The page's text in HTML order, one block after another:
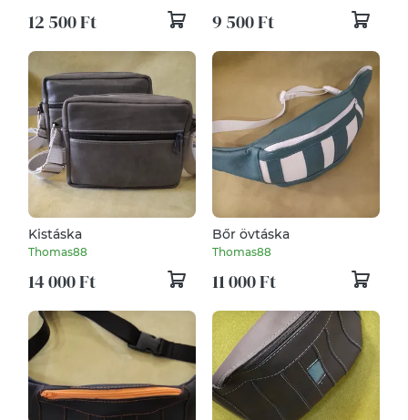
12 500 Ft 9 500 Ft
Kistáska
Thomas88
14 000 Ft
Bőr övtáska
Thomas88
11 000 Ft